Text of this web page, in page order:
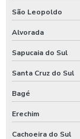
São Leopoldo
Alvorada
Sapucaia do Sul
Santa Cruz do Sul
Bagé
Erechim
Cachoeira do Sul